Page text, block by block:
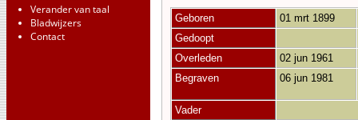
Verander van taal
Bladwijzers
Contact
Geboren 01 mrt 1899
Gedoopt
Overleden
02 jun 1961
Begraven
06 jun 1981
Vader